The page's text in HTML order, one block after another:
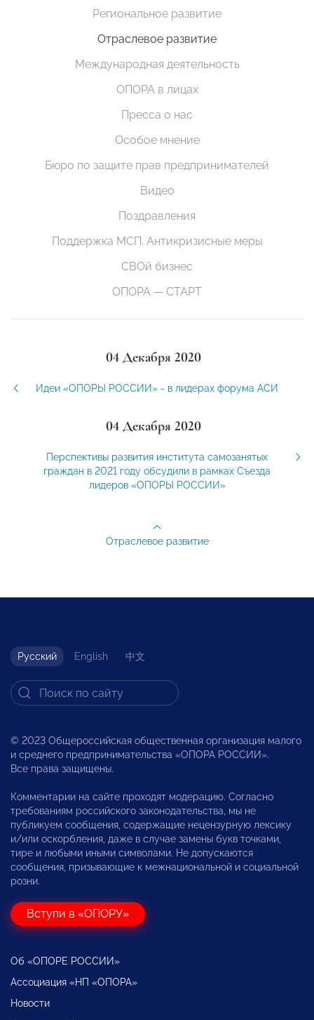
Региональное развитие
Отраслевое развитие
Международная деятельность
ОПОРА в лицах
Пресса о нас
Особое мнение
Бюро по защите прав предпринимателей
Видео
Поздравления
Поддержка МСП. Антикризисные меры
СВОй бизнес
ОПОРА — СТАРТ
04 Декабря 2020
Идеи «ОПОРЫ РОССИИ» - в лидерах форума АСИ
04 Декабря 2020
Перспективы развития института самозанятых
граждан в 2021 году обсудили в рамках Съезда
лидеров «ОПОРЫ РОССИИ»
Отраслевое развитие
Русский English 中文
© 2023 Общероссийская общественная организация малого
и среднего предпринимательства «ОПОРА РОССИИ».
Все права защищены.
Комментарии на сайте проходят модерацию. Согласно
требованиям российского законодательства, мы не
публикуем сообщения, содержащие нецензурную лексику
и/или оскорбления, даже в случае замены букв точками,
тире и любыми иными символами. Не допускаются
сообщения, призывающие к межнациональной и социальной
розни.
Вступи в «ОПОРУ»
Об «ОПОРЕ РОССИИ»
Ассоциация «НП «ОПОРА»
Новости